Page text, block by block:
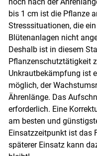
noch nach der
bis 1 cm ist die Pflanze
Stresssituationen, die
Blütenanlagen nicht
Deshalb ist in diesem
Pflanzenschutztätigkeit
Unkrautbekämpfung ist
möglich, der
Ährenlänge. Das
erforderlich. Eine
am besten und
Einsatzzeitpunkt ist das
späterer Einsatz kann